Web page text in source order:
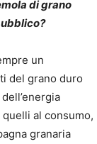
di grano
un
del grano duro
al consumo,
granaria